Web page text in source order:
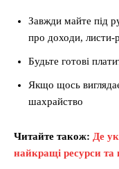
Завжди майте під
про доходи, листи-
Будьте готові
Якщо щось
шахрайство
Читайте також: Де
найкращі ресурси та